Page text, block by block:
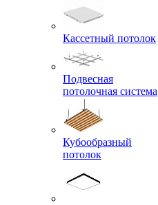
Кассетный потолок
Подвесная
потолочная система
Кубообразный
потолок